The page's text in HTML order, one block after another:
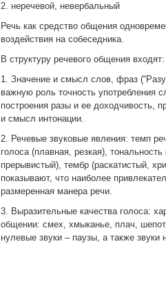
2. неречевой, невербальный
Речь как средство общения
воздействия на собеседника.
В структуру речевого общения входят:
1. Значение и смысл слов, фраз
важную роль точность употребления
построения разы и ее доходчивость,
и смысл интонации.
2. Речевые звуковые явления: темп
голоса (плавная, резкая),
прерывистый), тембр (раскатистый,
показывают, что наиболее
размеренная манера речи.
3. Выразительные качества голоса:
общении: смех, хмыканье, плач,
нулевые звуки – паузы, а также звуки